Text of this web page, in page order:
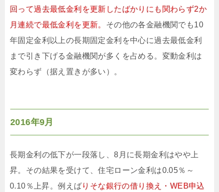
回って過去最低金利を更新したばかりにも関わらず2か
月連続で最低金利を更新。 その他の各金融機関でも10
年固定金利以上の長期固定金利を中心に過去最低金利
まで引き下げる金融機関が多くを占める。変動金利は
変わらず（据え置きが多い）。
2016年9月
長期金利の低下が一段落し、8月に長期金利はやや上
昇。その結果を受けて、住宅ローン金利は0.05％～
0.10％上昇。例えばりそな銀行の借り換え・WEB申込